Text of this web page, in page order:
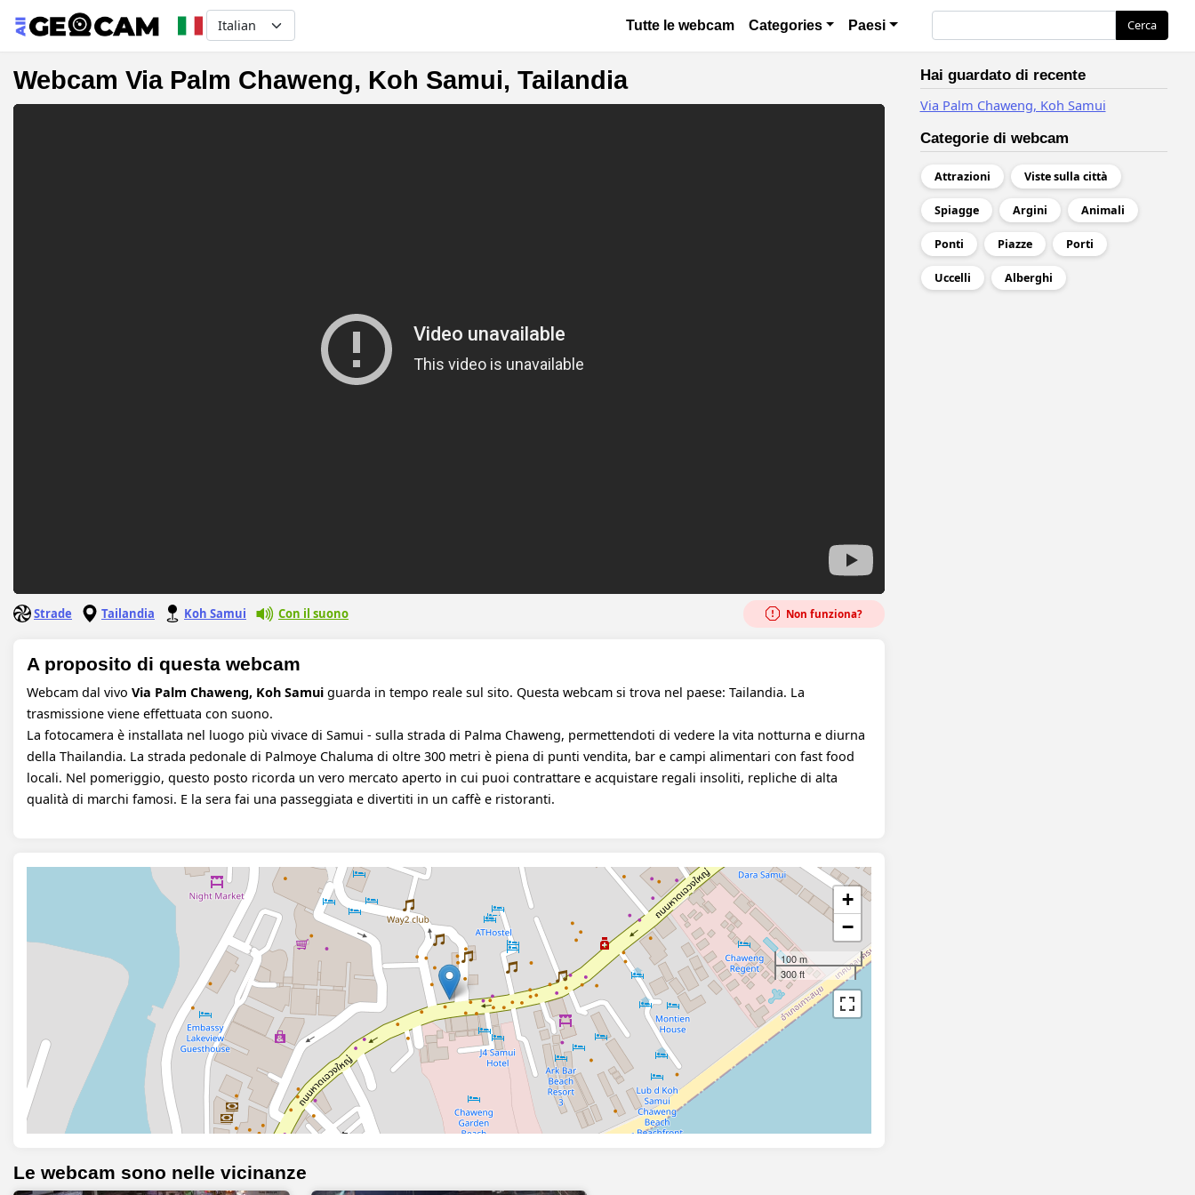
Select your language Основная навигация
Tutte le webcam Categories Paesi Cerca
Webcam Via Palm Chaweng, Koh Samui, Tailandia
Strade Tailandia Koh Samui Con il suono Non funziona?
A proposito di questa webcam
Webcam dal vivo Via Palm Chaweng, Koh Samui guarda in tempo reale sul sito. Questa webcam si trova nel paese: Tailandia. La
trasmissione viene effettuata con suono.
La fotocamera è installata nel luogo più vivace di Samui - sulla strada di Palma Chaweng, permettendoti di vedere la vita notturna e diurna
della Thailandia. La strada pedonale di Palmoye Chaluma di oltre 300 metri è piena di punti vendita, bar e campi alimentari con fast food
locali. Nel pomeriggio, questo posto ricorda un vero mercato aperto in cui puoi contrattare e acquistare regali insoliti, repliche di alta
qualità di marchi famosi. E la sera fai una passeggiata e divertiti in un caffè e ristoranti.
+
−
100 m
300 ft
Le webcam sono nelle vicinanze
Hai guardato di recente
Via Palm Chaweng, Koh Samui
Categorie di webcam
Attrazioni Viste sulla città
Spiagge Argini Animali
Ponti Piazze Porti
Uccelli Alberghi